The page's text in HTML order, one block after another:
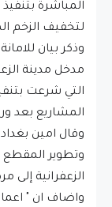
المباشرة
لتخفيف الزخم
وذكر بيان
مدخل مدينة
‏التي شرعت
المشاريع بعد
وقال امين
وتطوير المقطع
الزعفرانية إلى
واضاف ان "